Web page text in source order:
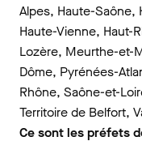
Alpes, Haute-Saône,
Haute-Vienne, Haut-
Lozère, Meurthe-et-
Dôme, Pyrénées-
Rhône, Saône-et-
Territoire de Belfort,
Ce sont les préfets